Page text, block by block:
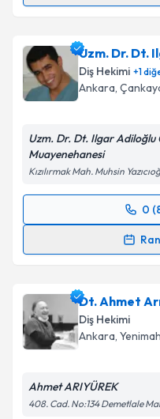
takvim
E-posta Adresiniz
Kişisel
Metni'ni
kapsamda
Uzm. Dr. Dt.
Diş Hekimi +1
Ankara,
Uzm. Dr. Dt. Ilgar Adiloğlu
Muayenehanesi
Kızılırmak Mah. Muhsin
0
Randevu
için bir takvim
bilgilendireceğiz.
E-posta Adresiniz
Dt. Ahmet
Diş Hekimi
Ankara,
Ahmet ARIYÜREK
408. Cad. No:134 Demetlale